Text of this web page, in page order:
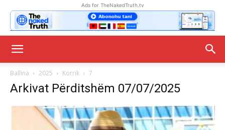
Ads for TheNakedTruth.tv
Ballina 2025 Korrik 7
Arkivat Përditshëm 07/07/2025